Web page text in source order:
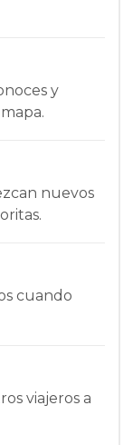
y
nuevos
cuando
viajeros a